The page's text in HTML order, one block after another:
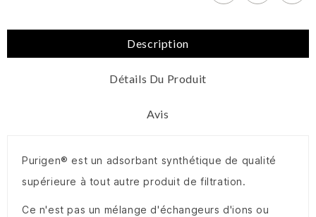
Description
Détails Du Produit
Avis
Purigen® est un adsorbant synthétique de qualité
supérieure à tout autre produit de filtration.
Ce n'est pas un mélange d'échangeurs d'ions ou